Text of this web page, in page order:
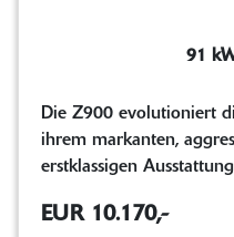
91
Die Z900 evolutioniert
ihrem markanten,
erstklassigen
EUR 10.170,-